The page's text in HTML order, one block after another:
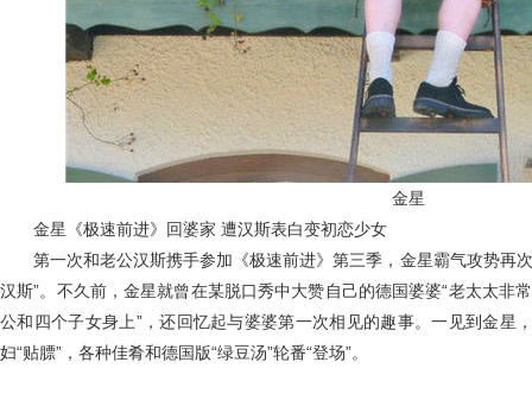
金星
金星《极速前进》回婆家 遭汉斯表白变初恋少女
第一次和老公汉斯携手参加《极速前进》第三季，金星霸气攻势再次
汉斯”。不久前，金星就曾在某脱口秀中大赞自己的德国婆婆“老太太非
公和四个子女身上”，还回忆起与婆婆第一次相见的趣事。一见到金星
妇“贴膘”，各种佳肴和德国版“绿豆汤”轮番“登场”。